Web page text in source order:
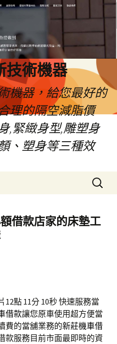
技術機器
機器，給您最好的
理的隔空減脂價
,緊緻身型,雕塑身
、塑身等三種效
搜
尋
字:
借款店家的床墊工
12點 11分 10秒快速服務當
借款讓您原車使用超方便當
費的當舖業務的新莊機車借
款服務目前市面最即時的資